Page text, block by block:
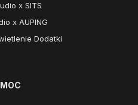
x SITS
x AUPING
Dodatki